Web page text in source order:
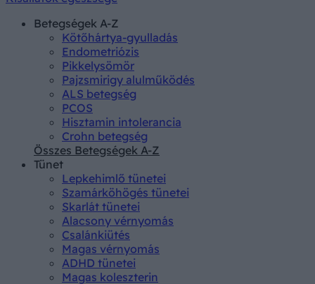
Betegségek A-Z
Kötőhártya-gyulladás
Endometriózis
Pikkelysömör
Pajzsmirigy alulműködés
ALS betegség
PCOS
Hisztamin intolerancia
Crohn betegség
Összes Betegségek A-Z
Tünet
Lepkehimlő tünetei
Szamárköhögés tünetei
Skarlát tünetei
Alacsony vérnyomás
Csalánkiütés
Magas vérnyomás
ADHD tünetei
Magas koleszterin